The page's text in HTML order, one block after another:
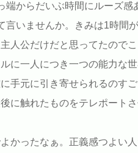
端からだいぶ時間にルーズ感
いませんか。きみは1時間
人公だけだと思ってたので
に一人につき一つの能力な世
手元に引き寄せられるのす
に触れたものをテレポート
かったなぁ。正義感つよい